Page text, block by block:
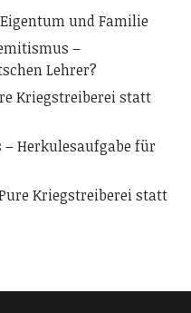
und Familie
–
Lehrer?
Kriegstreiberei statt
Herkulesaufgabe für
Kriegstreiberei statt